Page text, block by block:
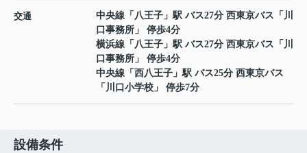
交通 中央線 「 八王子 」駅 バス27分 西東京バス「川
口事務所」 停歩4分
横浜線 「 八王子 」駅 バス27分 西東京バス「川
口事務所」 停歩4分
中央線 「 西八王子 」駅 バス25分 西東京バス
「川口小学校」 停歩7分
設備条件